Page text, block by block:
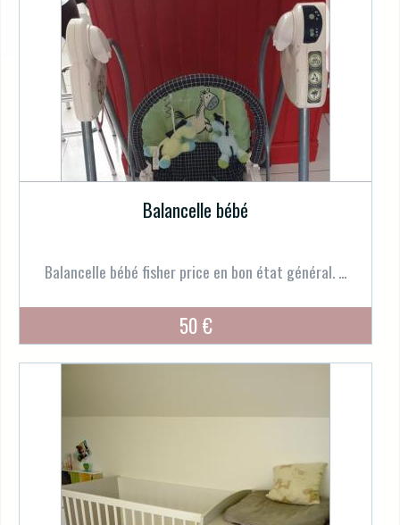
Balancelle bébé
Balancelle bébé fisher price en bon état général. ...
50 €